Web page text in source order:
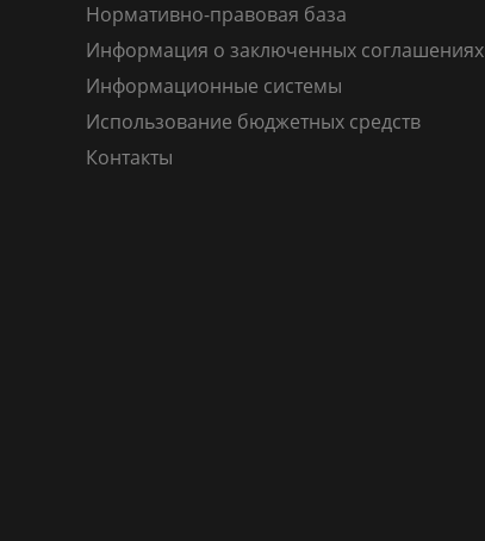
Нормативно-правовая база
Информация о заключенных соглашениях
Информационные системы
Использование бюджетных средств
Контакты